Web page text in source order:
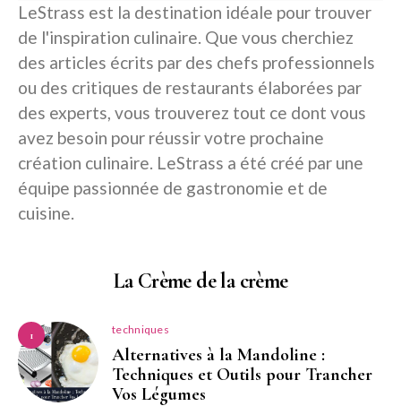
LeStrass est la destination idéale pour trouver
de l'inspiration culinaire. Que vous cherchiez
des articles écrits par des chefs professionnels
ou des critiques de restaurants élaborées par
des experts, vous trouverez tout ce dont vous
avez besoin pour réussir votre prochaine
création culinaire. LeStrass a été créé par une
équipe passionnée de gastronomie et de
cuisine.
La Crème de la crème
1 techniques
Alternatives à la Mandoline :
Techniques et Outils pour Trancher
Vos Légumes